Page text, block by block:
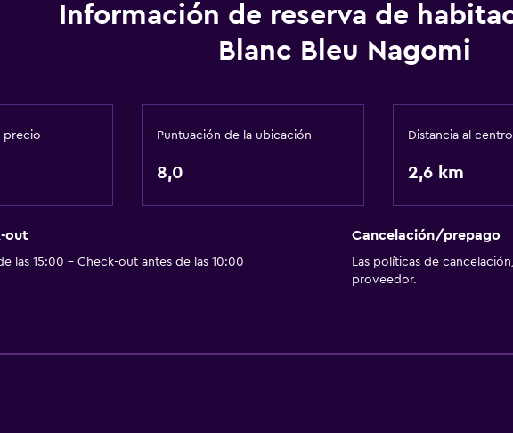
Información de reserva de
Blanc Bleu Nagomi
precio Puntuación de la ubicación
8,0
Distancia al centro
2,6 km
out
las 15:00 - Check-out antes de las 10:00
Cancelación/prepago
Las políticas de
proveedor.